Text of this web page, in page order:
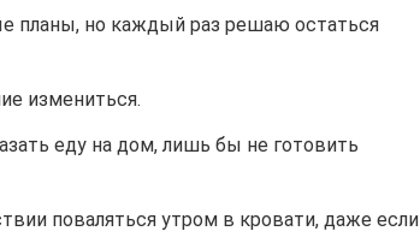
планы, но каждый раз решаю остаться
измениться.
еду на дом, лишь бы не готовить
поваляться утром в кровати, даже если